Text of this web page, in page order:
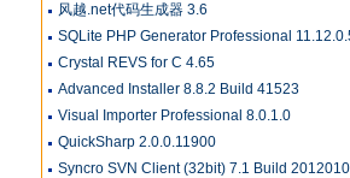
风越.net代码生成器 3.6
SQLite PHP Generator Professional
Crystal REVS for C 4.65
Advanced Installer 8.8.2 Build 41523
Visual Importer Professional 8.0.1.0
QuickSharp 2.0.0.11900
Syncro SVN Client (32bit) 7.1 Build